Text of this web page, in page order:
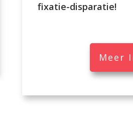
fixatie-disparatie!
Meer